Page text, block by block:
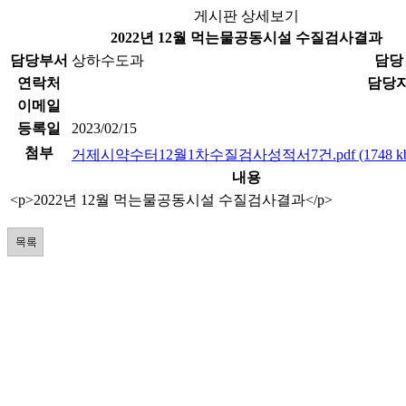
게시판 상세보기
2022년 12월 먹는물공동시설 수질검사결과
담당부서 상하수도과
담당
연락처
담당
이메일
등록일
2023/02/15
첨부
거제시약수터12월1차수질검사성적서7건.pdf (1748
내용
<p>2022년 12월 먹는물공동시설 수질검사결과</p>